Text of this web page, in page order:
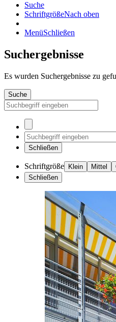
Suche
SchriftgrößeNach oben
MenüSchließen
Suchergebnisse
Es wurden Suchergebnisse zu
Suche
Schließen
Schriftgröße Klein Mittel
Schließen